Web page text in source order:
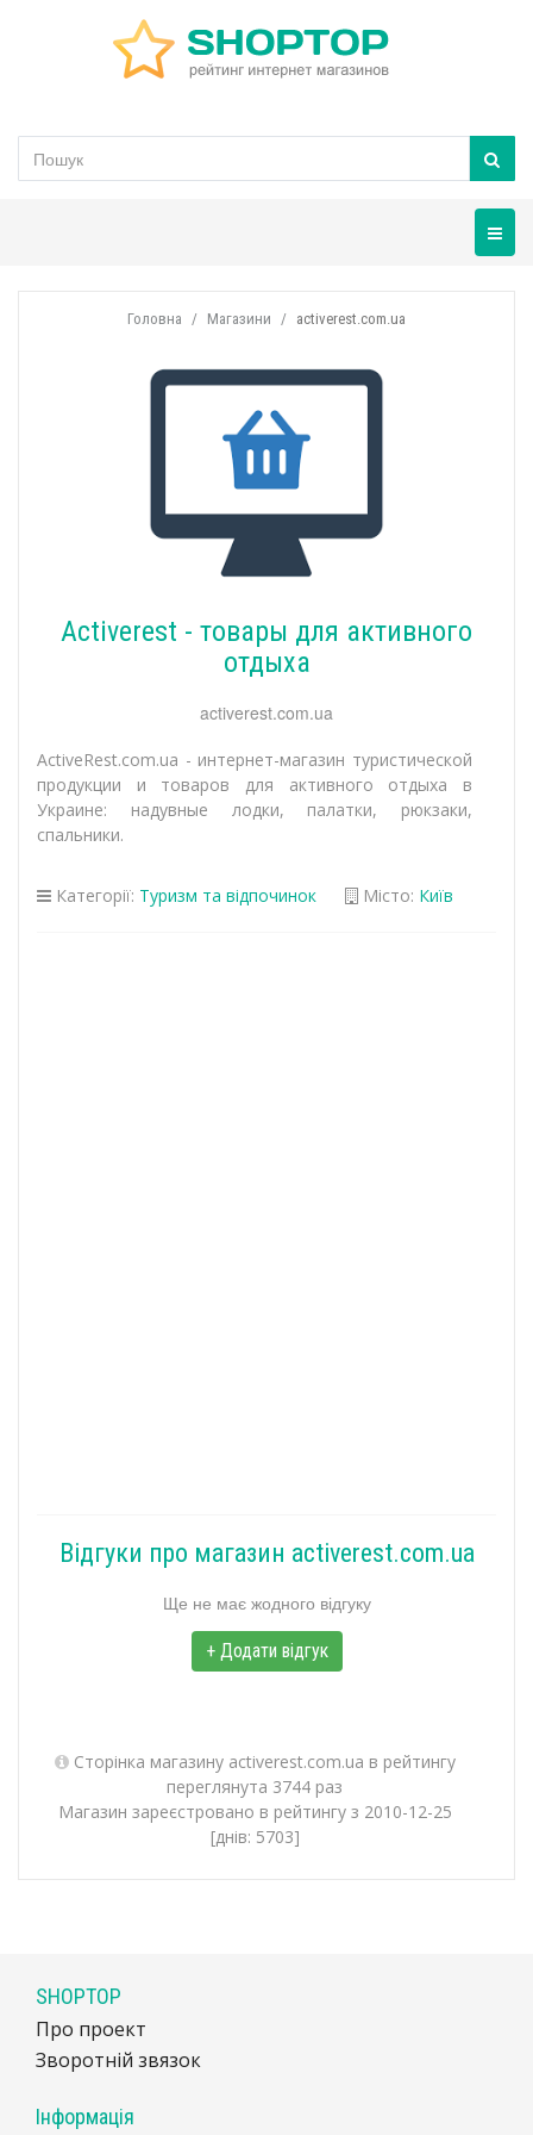
Головна Магазини activerest.com.ua
Activerest - товары для активного
отдыха
activerest.com.ua
ActiveRest.com.ua - интернет-магазин туристической
продукции и товаров для активного отдыха в
Украине: надувные лодки, палатки, рюкзаки,
спальники.
Категорії: Туризм та відпочинок Місто: Київ
Відгуки про магазин activerest.com.ua
Ще не має жодного відгуку
+ Додати відгук
Сторінка магазину activerest.com.ua в рейтингу
переглянута 3744 раз
Магазин зареєстровано в рейтингу з 2010-12-25
[днів: 5703]
SHOPTOP
Про проект
Зворотній звязок
Інформація